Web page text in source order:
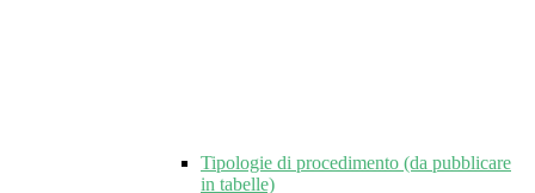
Tipologie di procedimento (da pubblicare
in tabelle)